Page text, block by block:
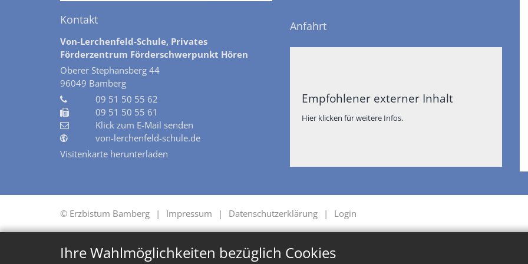
Ihre Wahlmöglichkeiten bezüglich Cookies
Kontakt
Von-Lerchenfeld-Schule, Privates
Förderzentrum Förderschwerpunkt Hören
Oberer Stephansberg 44
96049 Bamberg
09 51 50 55 62
09 51 50 55 61
Klick zum E-Mail senden
von-lerchenfeld-schule.de
Visitenkarte herunterladen
Anfahrt
Empfohlener externer Inhalt
Hier klicken für weitere Infos.
© Erzbistum Bamberg Impressum Datenschutzerklärung Login